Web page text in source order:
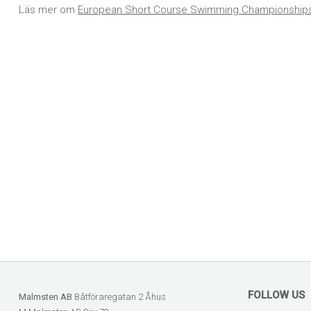
Läs mer om European Short Course Swimming
Malmsten AB Båtföraregatan 2 Åhus
FOLLOW US